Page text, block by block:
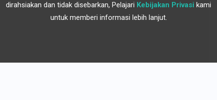
dirahsiakan dan tidak disebarkan, Pelajari Kebijakan Privasi kami
untuk memberi informasi lebih lanjut.